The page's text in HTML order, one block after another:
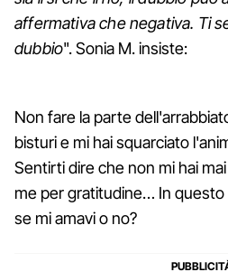
affermativa che negativa. Ti
dubbio". Sonia M. insiste:
Non fare la parte
bisturi e mi hai squarciato
Sentirti dire che non mi hai
me per gratitudine… In
se mi amavi o no?